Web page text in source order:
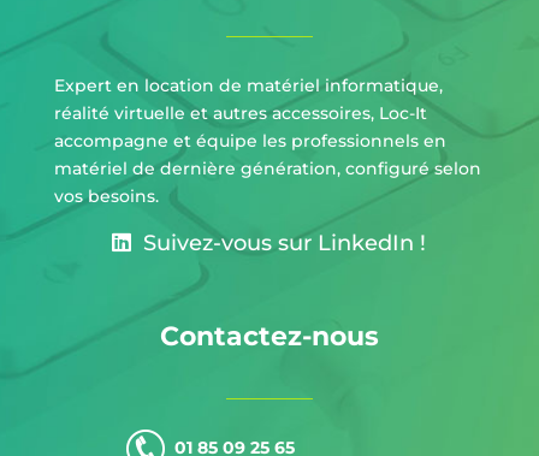
Expert en location de matériel informatique,
réalité virtuelle et autres accessoires, Loc-It
accompagne et équipe les professionnels en
matériel de dernière génération, configuré selon
vos besoins.
Suivez-vous sur LinkedIn !
Contactez-nous
01 85 09 25 65